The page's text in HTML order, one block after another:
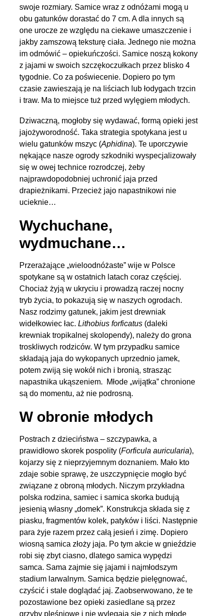
swoje rozmiary. Samice wraz z odnóżami mogą u
obu gatunków dorastać do 7 cm. A dla innych są
one urocze ze względu na ciekawe umaszczenie i
jakby zamszową teksturę ciała. Jednego nie można
im odmówić – opiekuńczości. Samice noszą kokony
z jajami w swoich szczękoczułkach przez blisko 4
tygodnie. Co za poświecenie. Dopiero po tym
czasie zawieszają je na liściach lub łodygach trzcin
i traw. Ma to miejsce tuż przed wylęgiem młodych.
Dziwaczną, mogłoby się wydawać, formą opieki jest
jajożyworodność. Taka strategia spotykana jest u
wielu gatunków mszyc (Aphidina). Te uporczywie
nękające nasze ogrody szkodniki wyspecjalizowały
się w owej technice rozrodczej, żeby
najprawdopodobniej uchronić jaja przed
drapieżnikami. Przecież jajo napastnikowi nie
ucieknie…
Wychuchane,
wydmuchane…
Przerażające „wieloodnóżaste” wije w Polsce
spotykane są w ostatnich latach coraz częściej.
Chociaż żyją w ukryciu i prowadzą raczej nocny
tryb życia, to pokazują się w naszych ogrodach.
Nasz rodzimy gatunek, jakim jest drewniak
widełkowiec łac. Lithobius forficatus (daleki
krewniak tropikalnej skolopendy), należy do grona
troskliwych rodziców. W tym przypadku samice
składają jaja do wykopanych uprzednio jamek,
potem zwiją się wokół nich i bronią, strasząc
napastnika ukąszeniem. Młode „wijątka” chronione
są do momentu, aż nie podrosną.
W obronie młodych
Postrach z dzieciństwa – szczypawka, a
prawidłowo skorek pospolity (Forficula auricularia),
kojarzy się z nieprzyjemnym doznaniem. Mało kto
zdaje sobie sprawę, że uszczypnięcie mogło być
związane z obroną młodych. Niczym przykładna
polska rodzina, samiec i samica skorka budują
jesienią własny „domek”. Konstrukcja składa się z
piasku, fragmentów kolek, patyków i liści. Następnie
para żyje razem przez całą jesień i zimę. Dopiero
wiosną samica złoży jaja. Po tym akcie w gnieździe
robi się zbyt ciasno, dlatego samica wypędzi
samca. Sama zajmie się jajami i najmłodszym
stadium larwalnym. Samica będzie pielęgnować,
czyścić i stale doglądać jaj. Zaobserwowano, że te
pozostawione bez opieki zasiedlane są przez
grzyby pleśniowe i nie wylęgają się z nich młode